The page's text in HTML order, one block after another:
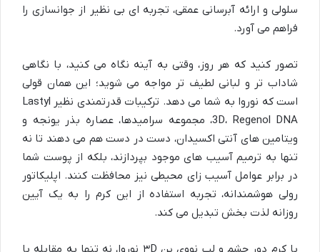
سلولی و ارائه آبرسانی عمقی، تجربه ای بی نظیر از جوانسازی را
فراهم می آورد.
تصور کنید که هر روز، وقتی به آینه نگاه می کنید، با نگاهی
شاداب تر و لبانی لطیف تر مواجه می شوید؛ این همان قولی
است که نوروا به شما می دهد. ترکیبات قدرتمندی نظیر Lastyl
3D، Regenol DNA، مجموعه سرامیدها، عصاره بذر یونجه و
ویتامین های آنتی اکسیدان، دست در دست هم می دهند تا نه
تنها به ترمیم آسیب های موجود بپردازند، بلکه از پوست شما
در برابر عوامل آسیب زای محیطی نیز محافظت کنند. اپلیکاتور
رولی هوشمندانه، تجربه استفاده از این کرم را به یک آیین
روزانه لذت بخش تبدیل می کند.